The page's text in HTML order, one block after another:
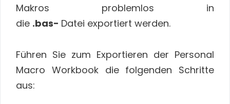
Makros problemlos in
die .bas- Datei exportiert werden.
Führen Sie zum Exportieren der Personal
Macro Workbook die folgenden Schritte
aus: